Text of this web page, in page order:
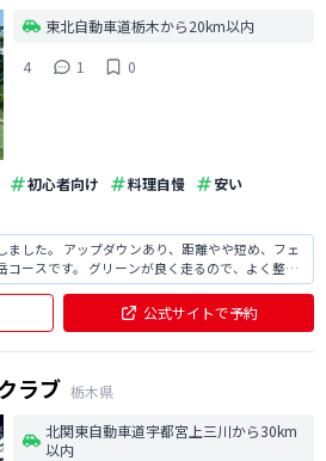
東北自動車道栃木から20km以内
4
1 0
初心者向け 料理自慢
安い
ました。 アップダウンあり、距離やや短め、フェ
コースです。 グリーンが良く走るので、よく整備
た、値段は安めですが、レストランやクラブハウ
りしていました。 コスパの良いコースだと思いま
公式サイトで予約
ラブ 栃木県
北関東自動車道宇都宮上三川から30km
以内